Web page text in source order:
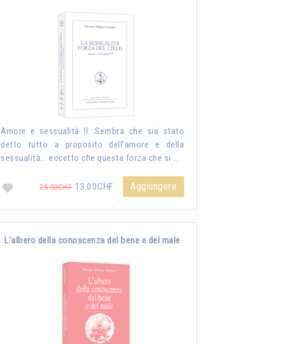
Amore e sessualità II. Sembra che sia stato
detto tutto a proposito dell'amore e della
sessualità... eccetto che questa forza che si …
26.00CHF 13.00CHF Aggiungere
L’albero della conoscenza del bene e del male